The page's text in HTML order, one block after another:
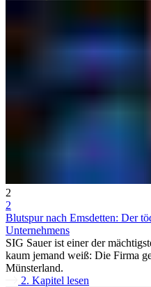
2
2
Blutspur nach Emsdetten: Der
Unternehmens
SIG Sauer ist einer der
kaum jemand weiß: Die Firma
Münsterland.
2. Kapitel lesen